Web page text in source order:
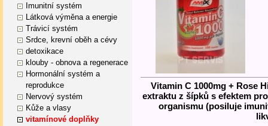
Imunitní systém
Látková výměna a energie
Trávicí systém
Srdce, krevní oběh a cévy
detoxikace
klouby - obnova a regenerace
Hormonální systém a
reprodukce
Nervový systém
Kůže a vlasy
vitamínové doplňky
Vitamin C 1000mg + Rose
extraktu z šípků s efektem
organismu (posiluje